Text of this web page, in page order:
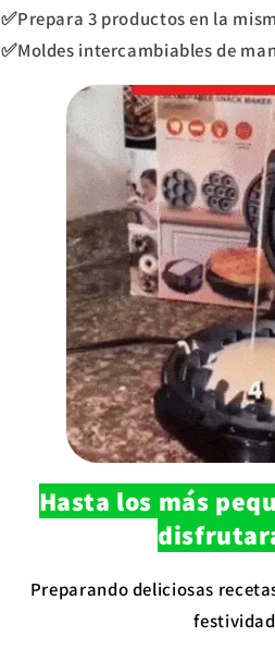
✅Prepara 3 productos en la
✅Moldes intercambiables de
Hasta los más
Preparando deliciosas